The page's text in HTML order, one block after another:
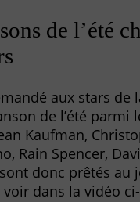
de l’été
aux stars de
de l’été parmi
Kaufman,
Rain Spencer,
donc prêtés au
dans la vidéo